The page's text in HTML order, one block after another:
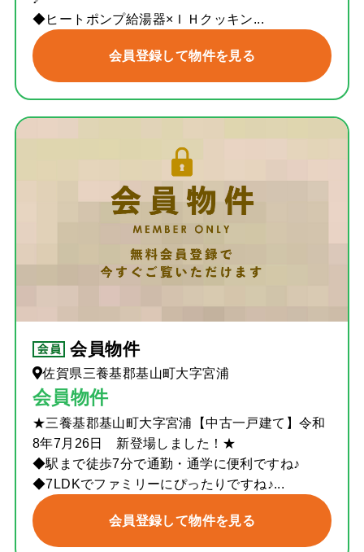
◆ヒートポンプ給湯器×ＩＨクッキン...
会員登録して物件を見る
会員物件
佐賀県三養基郡基山町大字宮浦
会員物件
★三養基郡基山町大字宮浦【中古一戸建て】令和
8年7月26日 新登場しました！★
◆駅まで徒歩7分で通勤・通学に便利ですね♪
◆7LDKでファミリーにぴったりですね♪...
会員登録して物件を見る